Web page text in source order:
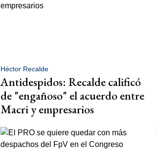
Héctor Recalde
Antidespidos: Recalde calificó
de "engañoso" el acuerdo entre
Macri y empresarios